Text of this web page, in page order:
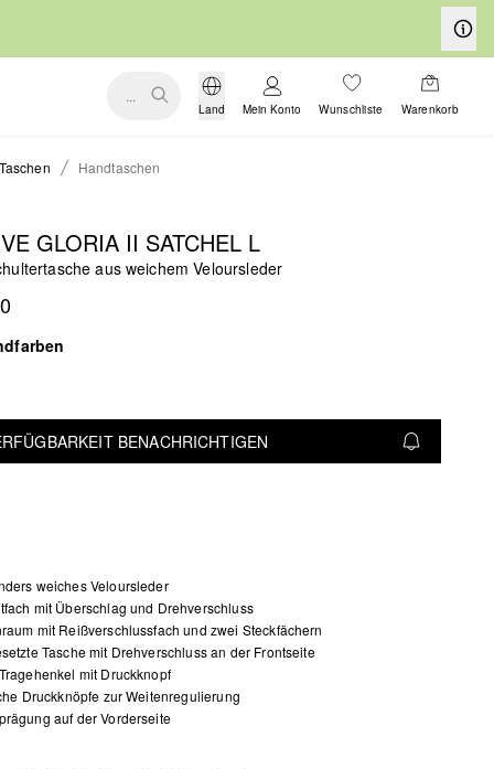
...
Land Mein Konto Wunschliste Warenkorb
Taschen Handtaschen
GLORIA II SATCHEL L
aus weichem Veloursleder
BENACHRICHTIGEN
weiches Veloursleder
mit Überschlag und Drehverschluss
mit Reißverschlussfach und zwei Steckfächern
Tasche mit Drehverschluss an der Frontseite
mit Druckknopf
Druckknöpfe zur Weitenregulierung
auf der Vorderseite